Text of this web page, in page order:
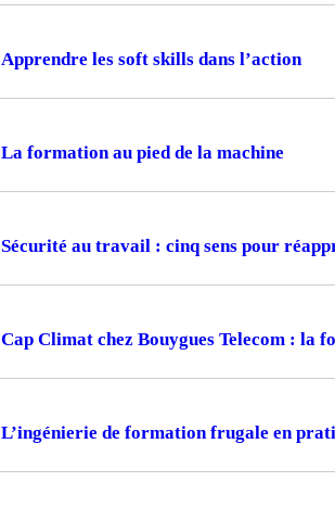
Apprendre les soft skills dans l’action
La formation au pied de la machine
Sécurité au travail : cinq sens pour
Cap Climat chez Bouygues Telecom : la
L’ingénierie de formation frugale en